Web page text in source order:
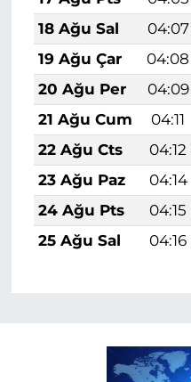
18 Ağu Sal
04:07
19 Ağu Çar
04:08
20 Ağu Per
04:09
21 Ağu Cum
04:11
22 Ağu Cts
04:12
23 Ağu Paz
04:14
24 Ağu Pts
04:15
25 Ağu Sal
04:16